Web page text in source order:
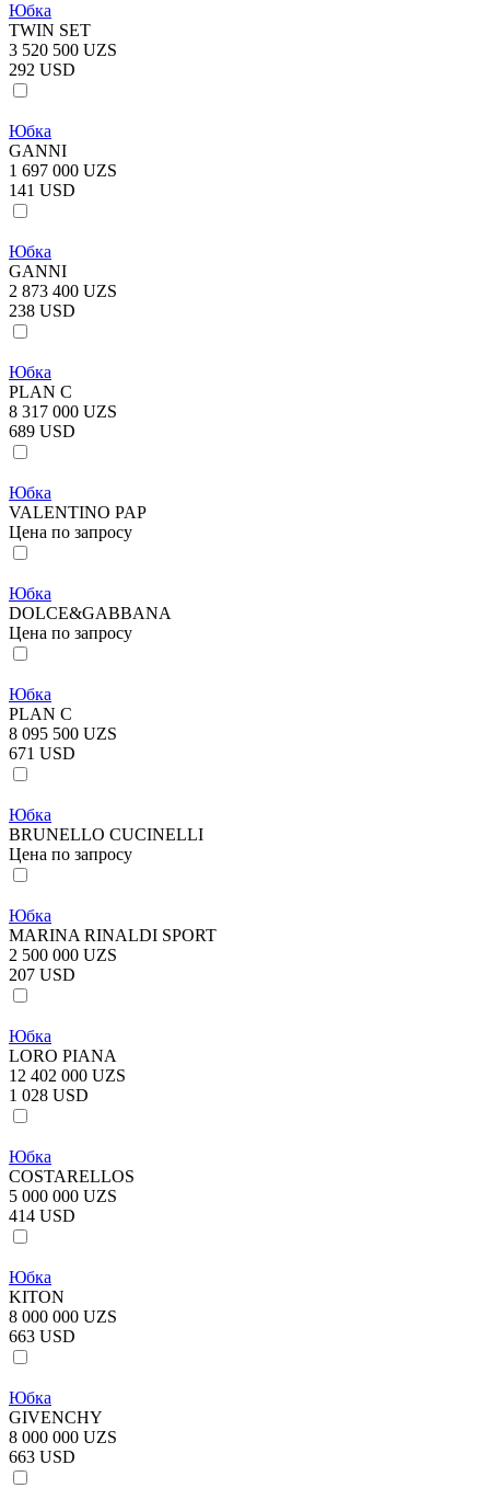
Юбка
TWIN SET
3 520 500 UZS
292 USD
Юбка
GANNI
1 697 000 UZS
141 USD
Юбка
GANNI
2 873 400 UZS
238 USD
Юбка
PLAN C
8 317 000 UZS
689 USD
Юбка
VALENTINO PAP
Цена по запросу
Юбка
DOLCE&GABBANA
Цена по запросу
Юбка
PLAN C
8 095 500 UZS
671 USD
Юбка
BRUNELLO CUCINELLI
Цена по запросу
Юбка
MARINA RINALDI SPORT
2 500 000 UZS
207 USD
Юбка
LORO PIANA
12 402 000 UZS
1 028 USD
Юбка
COSTARELLOS
5 000 000 UZS
414 USD
Юбка
KITON
8 000 000 UZS
663 USD
Юбка
GIVENCHY
8 000 000 UZS
663 USD